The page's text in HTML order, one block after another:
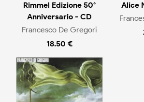
Rimmel Edizione 50°
Anniversario - CD
Francesco De Gregori
18.50 €
Alice